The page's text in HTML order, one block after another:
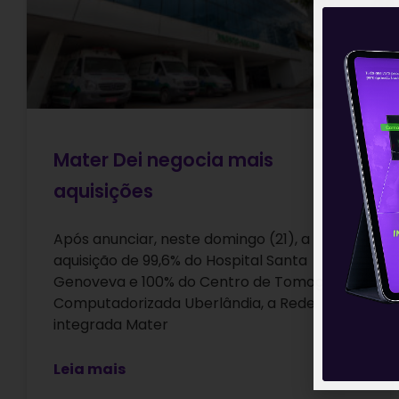
Mater Dei negocia mais
aquisições
Após anunciar, neste domingo (21), a
aquisição de 99,6% do Hospital Santa
Genoveva e 100% do Centro de Tomografia
Computadorizada Uberlândia, a Rede
integrada Mater
Leia mais